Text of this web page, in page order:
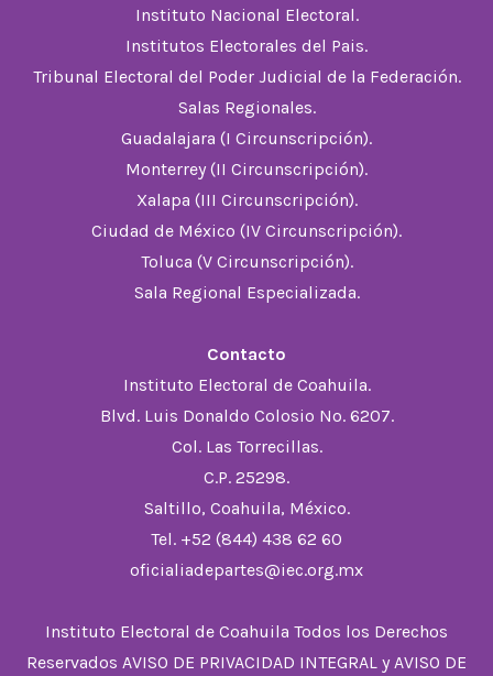
Instituto Nacional Electoral.
Institutos Electorales del Pais.
Tribunal Electoral del Poder Judicial de la Federación.
Salas Regionales.
Guadalajara (I Circunscripción).
Monterrey (II Circunscripción).
Xalapa (III Circunscripción).
Ciudad de México (IV Circunscripción).
Toluca (V Circunscripción).
Sala Regional Especializada.
Contacto
Instituto Electoral de Coahuila.
Blvd. Luis Donaldo Colosio No. 6207.
Col. Las Torrecillas.
C.P. 25298.
Saltillo, Coahuila, México.
Tel. +52 (844) 438 62 60
oficialiadepartes@iec.org.mx
Instituto Electoral de Coahuila Todos los Derechos
Reservados AVISO DE PRIVACIDAD INTEGRAL y AVISO DE